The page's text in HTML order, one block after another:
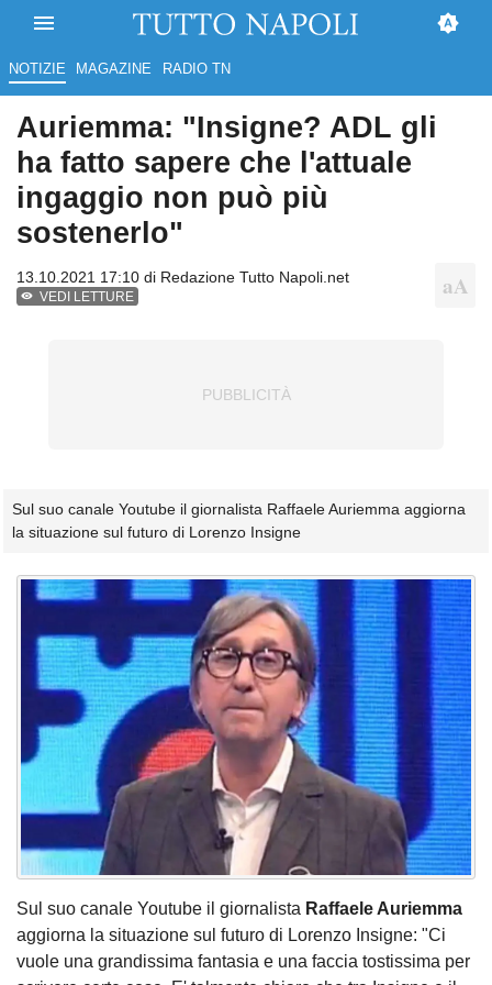
NOTIZIE MAGAZINE RADIO TN
Auriemma: "Insigne? ADL gli
ha fatto sapere che l'attuale
ingaggio non può più
sostenerlo"
13.10.2021 17:10 di Redazione Tutto Napoli.net
VEDI LETTURE
Sul suo canale Youtube il giornalista Raffaele Auriemma aggiorna
la situazione sul futuro di Lorenzo Insigne
Sul suo canale Youtube il giornalista Raffaele Auriemma
aggiorna la situazione sul futuro di Lorenzo Insigne: "Ci
vuole una grandissima fantasia e una faccia tostissima per